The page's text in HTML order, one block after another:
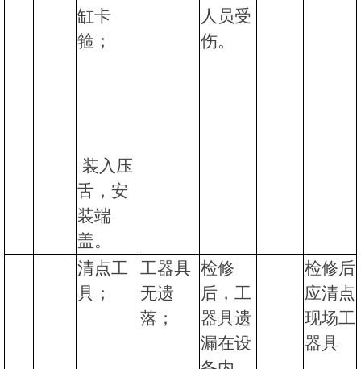
缸卡
箍；
装入压
舌，安
装端
盖。
人员受
伤。
清点工
具；
工器具
无遗
落；
检修
后，工
器具遗
漏在设
检修后
应清点
现场工
器具